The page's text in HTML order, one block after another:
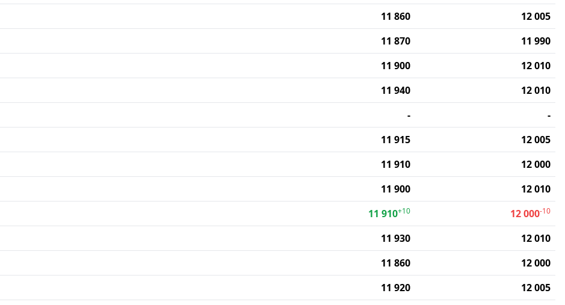
11 860
12 005
11 870
11 990
11 900
12 010
11 940
12 010
-
-
11 915
12 005
11 910
12 000
11 900
12 010
11 910+10 12 000-10
11 930
12 010
11 860
12 000
11 920
12 005